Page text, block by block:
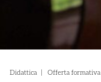
Didattica Offerta formativa